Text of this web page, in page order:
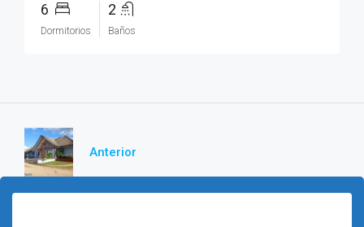
6
Dormitorios
2
Baños
Anterior